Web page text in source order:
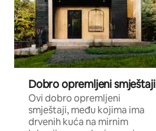
Dobro opremljeni smještaji
Ovi dobro opremljeni
smještaji, među kojima ima
drvenih kuća na mirnim